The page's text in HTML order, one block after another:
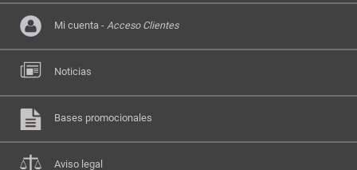
Mi cuenta - Acceso Clientes
Noticias
Bases promocionales
Aviso legal